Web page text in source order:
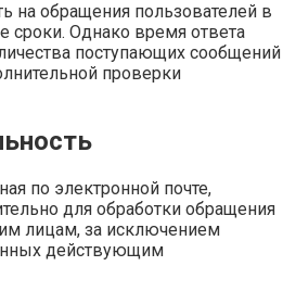
на обращения пользователей в
сроки. Однако время ответа
поступающих сообщений
проверки
по электронной почте,
для обработки обращения
лицам, за исключением
действующим